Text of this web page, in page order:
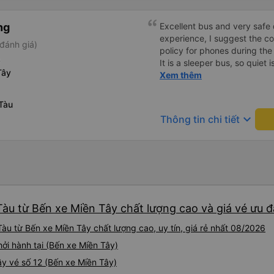
giá)
Excellent bus and very
experience, I suggest the
policy for phones during
It is a sleeper bus, so quiet
Wi-Fi password clearly
hơn, tôi góp ý nhà xe nên
lặng (tắt âm thanh điện
Xem thêm
Thông tin chi tiết keyboard_arrow_down
từ Bến xe Miền Tây chất lượng cao và giá vé ưu
từ Bến xe Miền Tây chất lượng cao, uy tín, giá rẻ nhất 08/2026
hành tại (Bến xe Miền Tây)
vé số 12 (Bến xe Miền Tây)